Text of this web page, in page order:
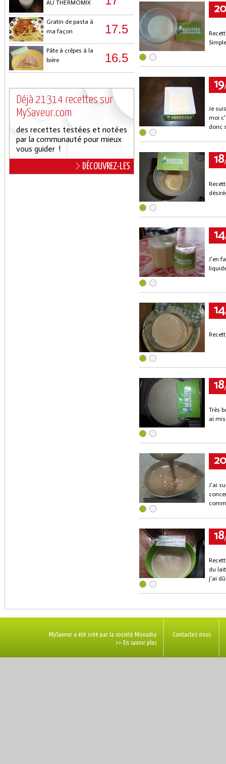
AU THERMOMIX
Gratin de pasta à
ma façon
17.5
Pâte à crêpes à la
bière
16.5
Déjà 21314 recettes sur
MySaveur.com
des recettes testées et notées
par la communauté pour mieux
vous guider !
DÉCOUVREZ-LES
20
19
Je
moi
donc
18
14
J'en
14
18
Très
ai
20
J'ai
18
du
j'ai dû
MySaveur a été créé par la société Monadia
>> En savoir plus
Contactez-nous